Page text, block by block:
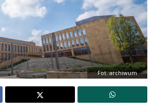
Fot. archiwum